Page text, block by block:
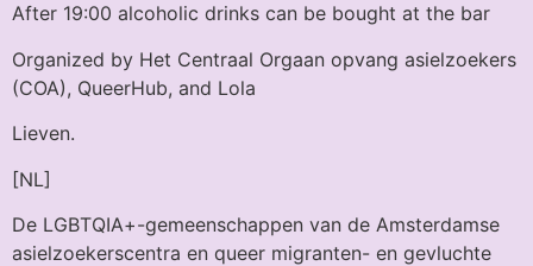
After 19:00 alcoholic drinks can be bought at the bar
Organized by Het Centraal Orgaan opvang asielzoekers
(COA), QueerHub, and Lola
Lieven.
[NL]
De LGBTQIA+-gemeenschappen van de Amsterdamse
asielzoekerscentra en queer migranten- en gevluchte